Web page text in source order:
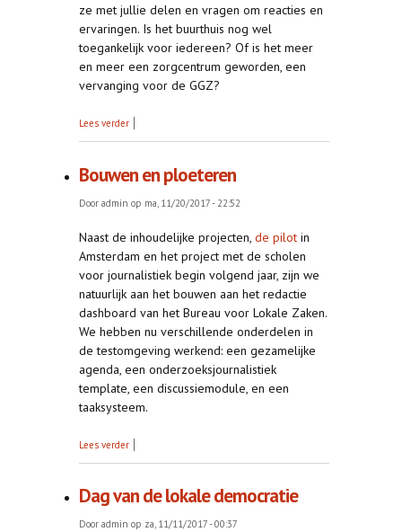
ze met jullie delen en vragen om reacties en
ervaringen. Is het buurthuis nog wel
toegankelijk voor iedereen? Of is het meer
en meer een zorgcentrum geworden, een
vervanging voor de GGZ?
Lees verder over Presentatiepagina van het Bureau
Bouwen en ploeteren
Door admin op ma, 11/20/2017 - 22:52
Naast de inhoudelijke projecten, de pilot in
Amsterdam en het project met de scholen
voor journalistiek begin volgend jaar, zijn we
natuurlijk aan het bouwen aan het redactie
dashboard van het Bureau voor Lokale Zaken.
We hebben nu verschillende onderdelen in
de testomgeving werkend: een gezamelijke
agenda, een onderzoeksjournalistiek
template, een discussiemodule, en een
taaksysteem.
Lees verder over Bouwen en ploeteren
Dag van de lokale democratie
Door admin op za, 11/11/2017 - 00:37